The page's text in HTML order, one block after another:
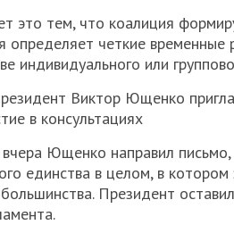
это тем, что коалиция
определяет четкие
индивидуального или
Виктор Ющенко
в консультациях
Ющенко направил
единства в целом, в
Президент